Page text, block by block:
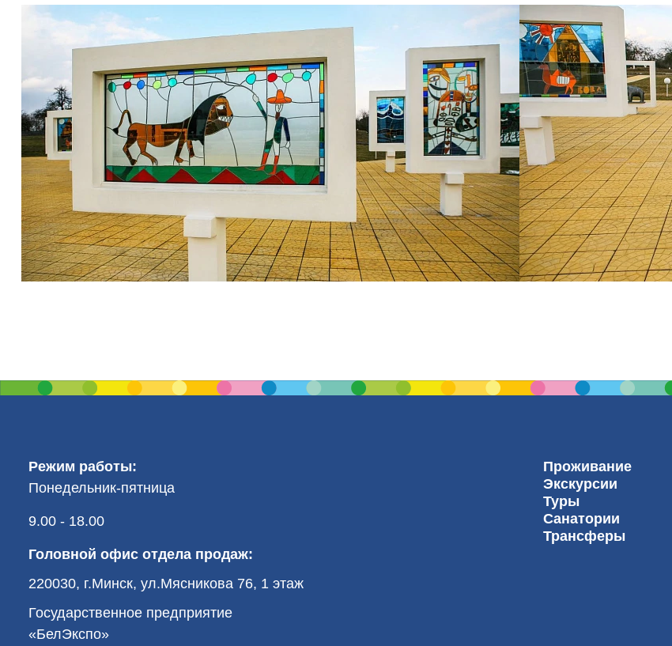
Режим работы:
Понедельник-пятница
9.00 - 18.00
Головной офис отдела продаж:
220030, г.Минск, ул.Мясникова 76, 1 этаж
Государственное предприятие
«БелЭкспо»
Проживание
Экскурсии
Туры
Санатории
Трансферы